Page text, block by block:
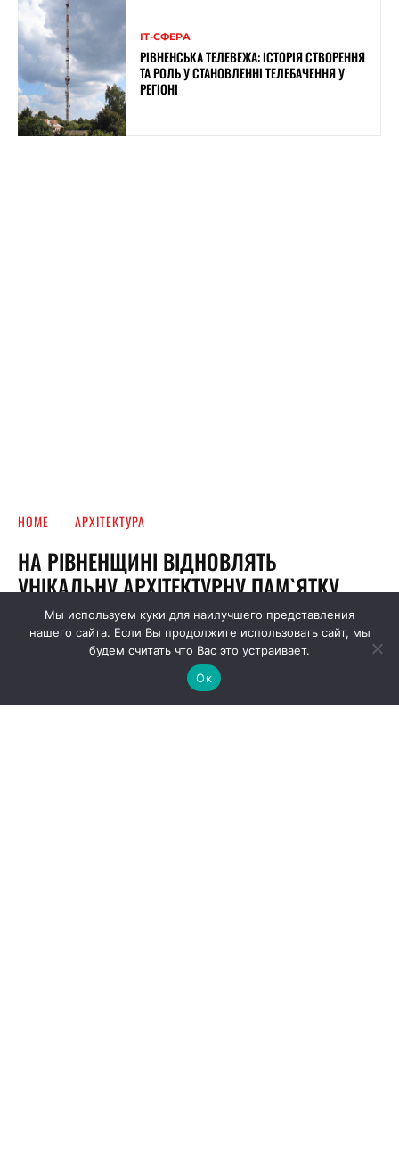
ІТ-СФЕРА
РІВНЕНСЬКА ТЕЛЕВЕЖА: ІСТОРІЯ СТВОРЕННЯ
ТА РОЛЬ У СТАНОВЛЕННІ ТЕЛЕБАЧЕННЯ У
РЕГІОНІ
Мы используем куки для наилучшего представления
нашего сайта. Если Вы продолжите использовать сайт, мы
будем считать что Вас это устраивает.
Ок